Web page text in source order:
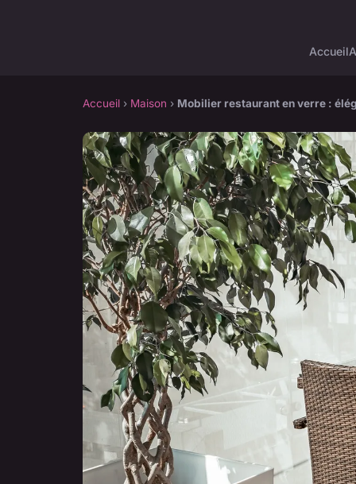
Accueil
Accueil › Maison › Mobilier restaurant en verre :